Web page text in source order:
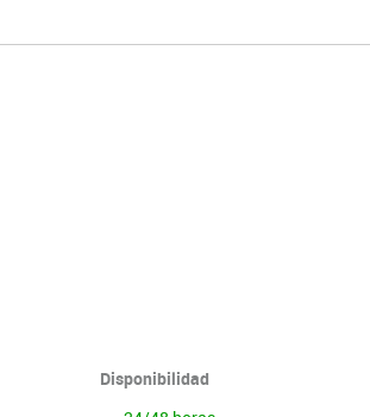
Disponibilidad